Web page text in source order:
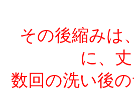
その後縮みは
に、
数回の洗い後